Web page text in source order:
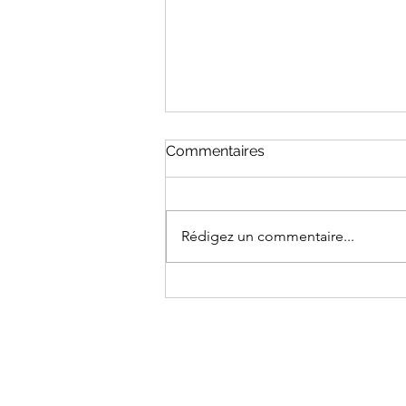
Commentaires
Rédigez un commentaire...